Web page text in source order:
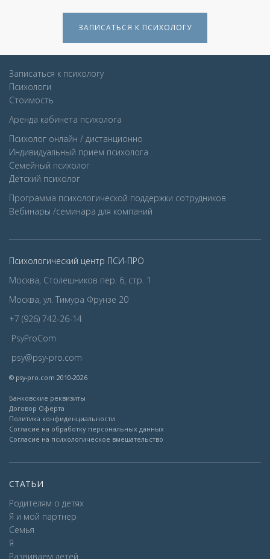
ЗАПИСАТЬСЯ К ПСИХОЛОГУ
Записаться к психологу
Психологи
Стоимость
Аренда кабинета психолога
Психолог онлайн / дистанционно
Индивидуальный прием психолога
Семейный психолог
Детcкий психолог
Программа психологической поддержки сотрудников
Вебинары /семинара для компаний
Психологический центр ПСИ-ПРО
Москва, Столешников пер. 6, стр. 1
Москва, ул. Тимура Фрунзе 20
+7 (926) 742-26-14
PsyProCom
psy@psy-pro.com
© psy-pro.com 2010-2026
Банковские реквизиты
Договор Оферта
Политика конфиденциальности
Согласие на обработку персональных данных
Согласие на психологическое вмешательство
СТАТЬИ
Родителям о детях
Я и мой партнер
Семья
Я
Развиваем детей